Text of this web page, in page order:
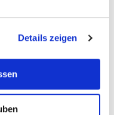
Details zeigen